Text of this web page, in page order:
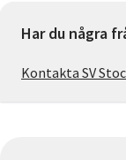
Har du några
Kontakta SV